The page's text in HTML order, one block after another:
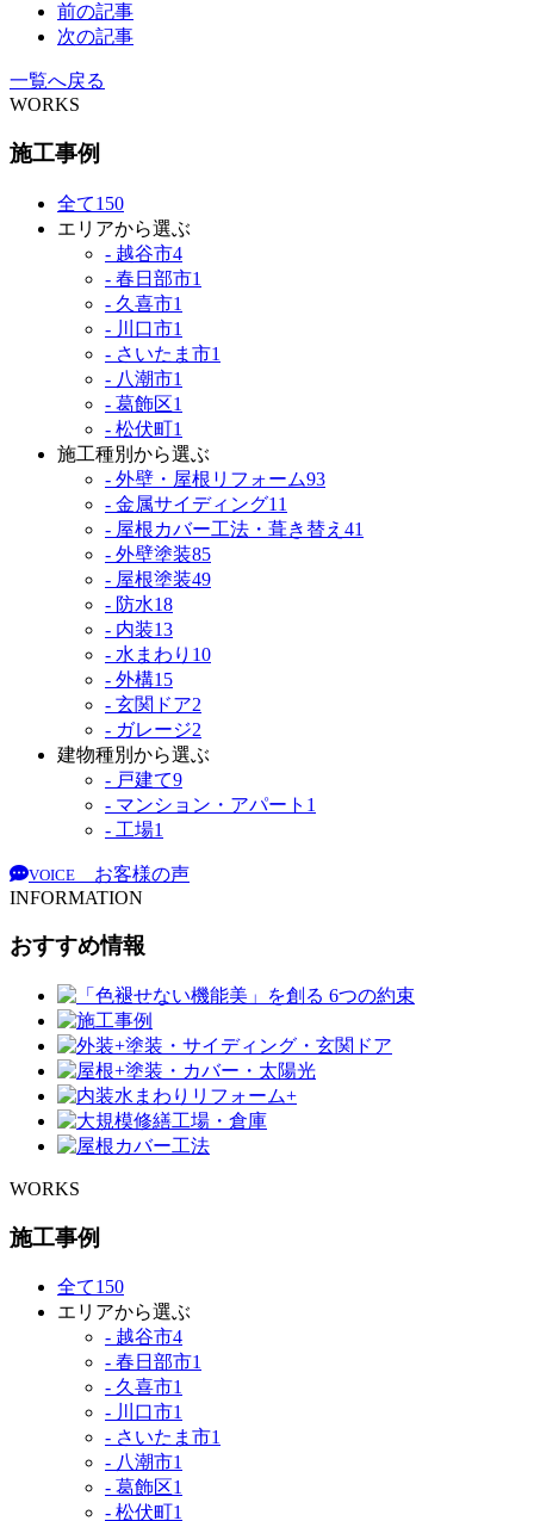
前の記事
次の記事
一覧へ戻る
WORKS
施工事例
全て150
エリアから選ぶ
- 越谷市4
- 春日部市1
- 久喜市1
- 川口市1
- さいたま市1
- 八潮市1
- 葛飾区1
- 松伏町1
施工種別から選ぶ
- 外壁・屋根リフォーム93
- 金属サイディング11
- 屋根カバー工法・葺き替え 41
- 外壁塗装85
- 屋根塗装49
- 防水18
- 内装13
- 水まわり 10
- 外構15
- 玄関ドア2
- ガレージ2
建物種別から選ぶ
- 戸建て9
- マンション・アパート 1
- 工場1
VOICE
お客様の声
INFORMATION
おすすめ情報
WORKS
施工事例
全て150
エリアから選ぶ
- 越谷市4
- 春日部市1
- 久喜市1
- 川口市1
- さいたま市1
- 八潮市1
- 葛飾区1
- 松伏町1